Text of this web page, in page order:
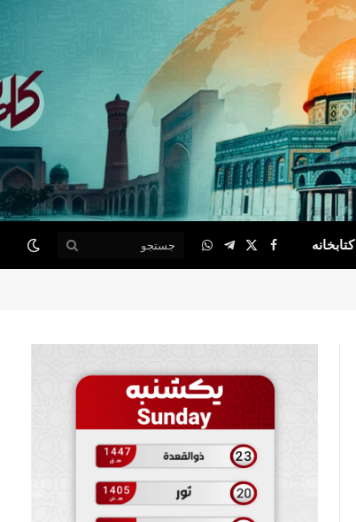
کتابخانه Facebook
X
(Twitter)
Telegram
WhatsApp